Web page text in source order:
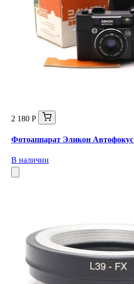
2 180 Р
Фотоаппарат Эликон
В наличии